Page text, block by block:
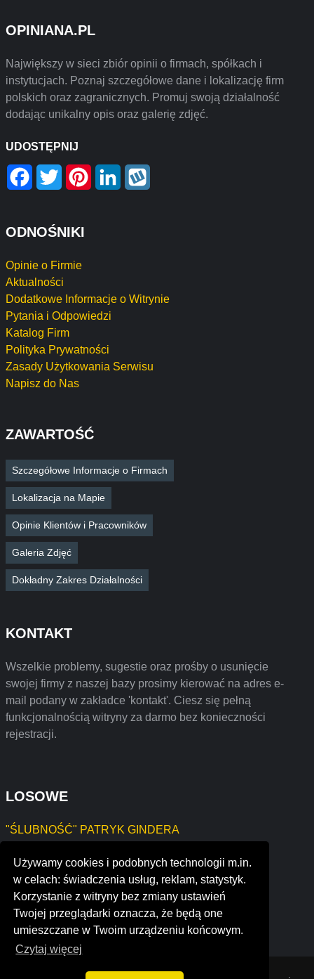
Używamy cookies i podobnych technologii m.in.
w celach: świadczenia usług, reklam, statystyk.
Korzystanie z witryny bez zmiany ustawień
Twojej przeglądarki oznacza, że będą one
umieszczane w Twoim urządzeniu końcowym.
Czytaj więcej
OPINIANA.PL
Największy w sieci zbiór opinii o firmach, spółkach i
instytucjach. Poznaj szczegółowe dane i lokalizację firm
polskich oraz zagranicznych. Promuj swoją działalność
dodając unikalny opis oraz galerię zdjęć.
UDOSTĘPNIJ
Facebook
Twitter PinterestLinkedIn
ODNOŚNIKI
Opinie o Firmie
Aktualności
Dodatkowe Informacje o Witrynie
Pytania i Odpowiedzi
Katalog Firm
Polityka Prywatności
Zasady Użytkowania Serwisu
Napisz do Nas
ZAWARTOŚĆ
Szczegółowe Informacje o Firmach
Lokalizacja na Mapie
Opinie Klientów i Pracowników
Galeria Zdjęć
Dokładny Zakres Działalności
KONTAKT
Wszelkie problemy, sugestie oraz prośby o usunięcie
swojej firmy z naszej bazy prosimy kierować na adres e-
mail podany w zakładce 'kontakt'. Ciesz się pełną
funkcjonalnością witryny za darmo bez konieczności
rejestracji.
LOSOWE
"ŚLUBNOŚĆ" PATRYK GINDERA
imagen pictures
diamante
культ. центр корпус / cult. center korpus
johncol inc